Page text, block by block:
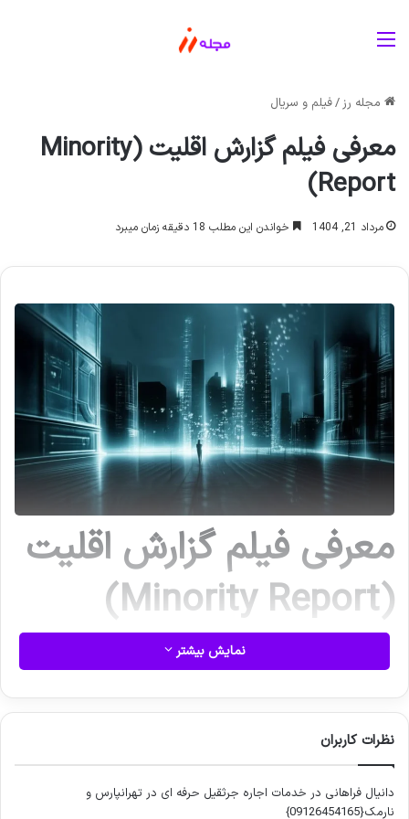
مجله رز/فیلم و سریال
معرفی فیلم گزارش اقلیت (Minority
Report)
مرداد 21, 1404 خواندن این مطلب 18 دقیقه زمان میبرد
معرفی فیلم گزارش اقلیت
(Minority Report)
فیلم گزارش اقلیت (Minority Report) به کارگردانی استیون اسپیلبرگ
۲۰۰۲ اکران شد و جهانی را به تصویر می کشد که در آن جنایات،
کوتاه فیلیپ کی. دیک، به بررسی عمیق مفاهیم فلسفی جبر و اختیار،
اخلاق پیشگیری از جرم و تأثیرات نظارت دولتی بر آزادی فردی می
پردازد.
نمایش بیشتر
نظرات کاربران
دانیال فراهانی در خدمات اجاره جرثقیل حرفه ای در تهرانپارس و
نارمک{09126454165}